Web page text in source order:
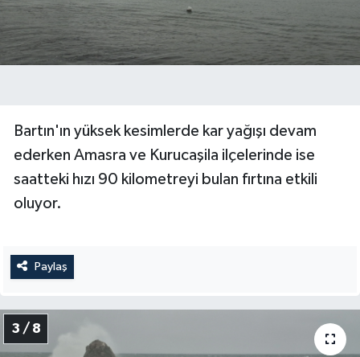
Bartın'ın yüksek kesimlerde kar yağışı devam
ederken Amasra ve Kurucaşila ilçelerinde ise
saatteki hızı 90 kilometreyi bulan fırtına etkili
oluyor.
Paylaş
3 / 8